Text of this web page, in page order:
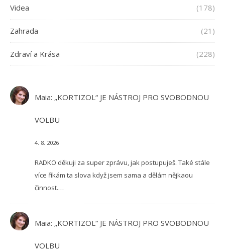
Videa (178)
Zahrada (21)
Zdraví a Krása (228)
Maia: „KORTIZOL“ JE NÁSTROJ PRO SVOBODNOU
VOLBU
4. 8. 2026
RADKO děkuji za super zprávu, jak postupuješ. Také stále
více říkám ta slova když jsem sama a dělám nějkaou
činnost.…
Maia: „KORTIZOL“ JE NÁSTROJ PRO SVOBODNOU
VOLBU